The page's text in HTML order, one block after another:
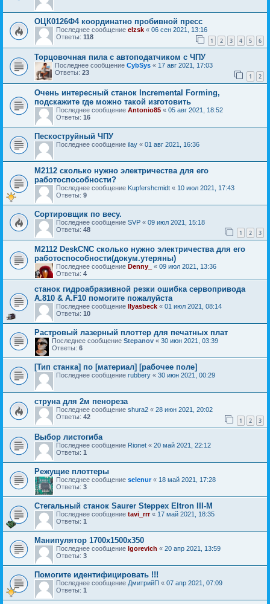
ОЦК0126Ф4 координатно пробивной пресс
Последнее сообщение elzsk « 06 сен 2021, 13:16
Ответы: 118 1 2 3 4 5 6
Торцовочная пила с автоподатчиком с ЧПУ
Последнее сообщение CybSys « 17 авг 2021, 17:03
Ответы: 23 1 2
Очень интересный станок Incremental Forming,
подскажите где можно такой изготовить
Последнее сообщение Antonio85 « 05 авг 2021, 18:52
Ответы: 16
Пескоструйный ЧПУ
Последнее сообщение ilay « 01 авг 2021, 16:36
М2112 сколько нужно электричества для его
работоспособности?
Последнее сообщение Kupfershcmidt « 10 июл 2021, 17:43
Ответы: 9
Сортировщик по весу.
Последнее сообщение SVP « 09 июл 2021, 15:18
Ответы: 48 1 2 3
М2112 DeskCNC сколько нужно электричества для его
работоспособности(докум.утеряны)
Последнее сообщение Denny_ « 09 июл 2021, 13:36
Ответы: 4
станок гидроабразивной резки ошибка сервопривода
A.810 & A.F10 помогите пожалуйста
Последнее сообщение Ilyasbeck « 01 июл 2021, 08:14
Ответы: 10
Растровый лазерный плоттер для печатных плат
Последнее сообщение Stepanov « 30 июн 2021, 03:39
Ответы: 6
[Тип станка] по [материал] [рабочее поле]
Последнее сообщение rubbery « 30 июн 2021, 00:29
струна для 2м пенореза
Последнее сообщение shura2 « 28 июн 2021, 20:02
Ответы: 42 1 2 3
Выбор листогиба
Последнее сообщение Rionet « 20 май 2021, 22:12
Ответы: 1
Режущие плоттеры
Последнее сообщение selenur« 18 май 2021, 17:28
Ответы: 3
Стегальный станок Saurer Steppex Eltron III-M
Последнее сообщение tavi_rrr« 17 май 2021, 18:35
Ответы: 1
Манипулятор 1700х1500х350
Последнее сообщение Igorevich « 20 апр 2021, 13:59
Ответы: 3
Помогите идентифицировать !!!
Последнее сообщение ДмитрийП « 07 апр 2021, 07:09
Ответы: 1